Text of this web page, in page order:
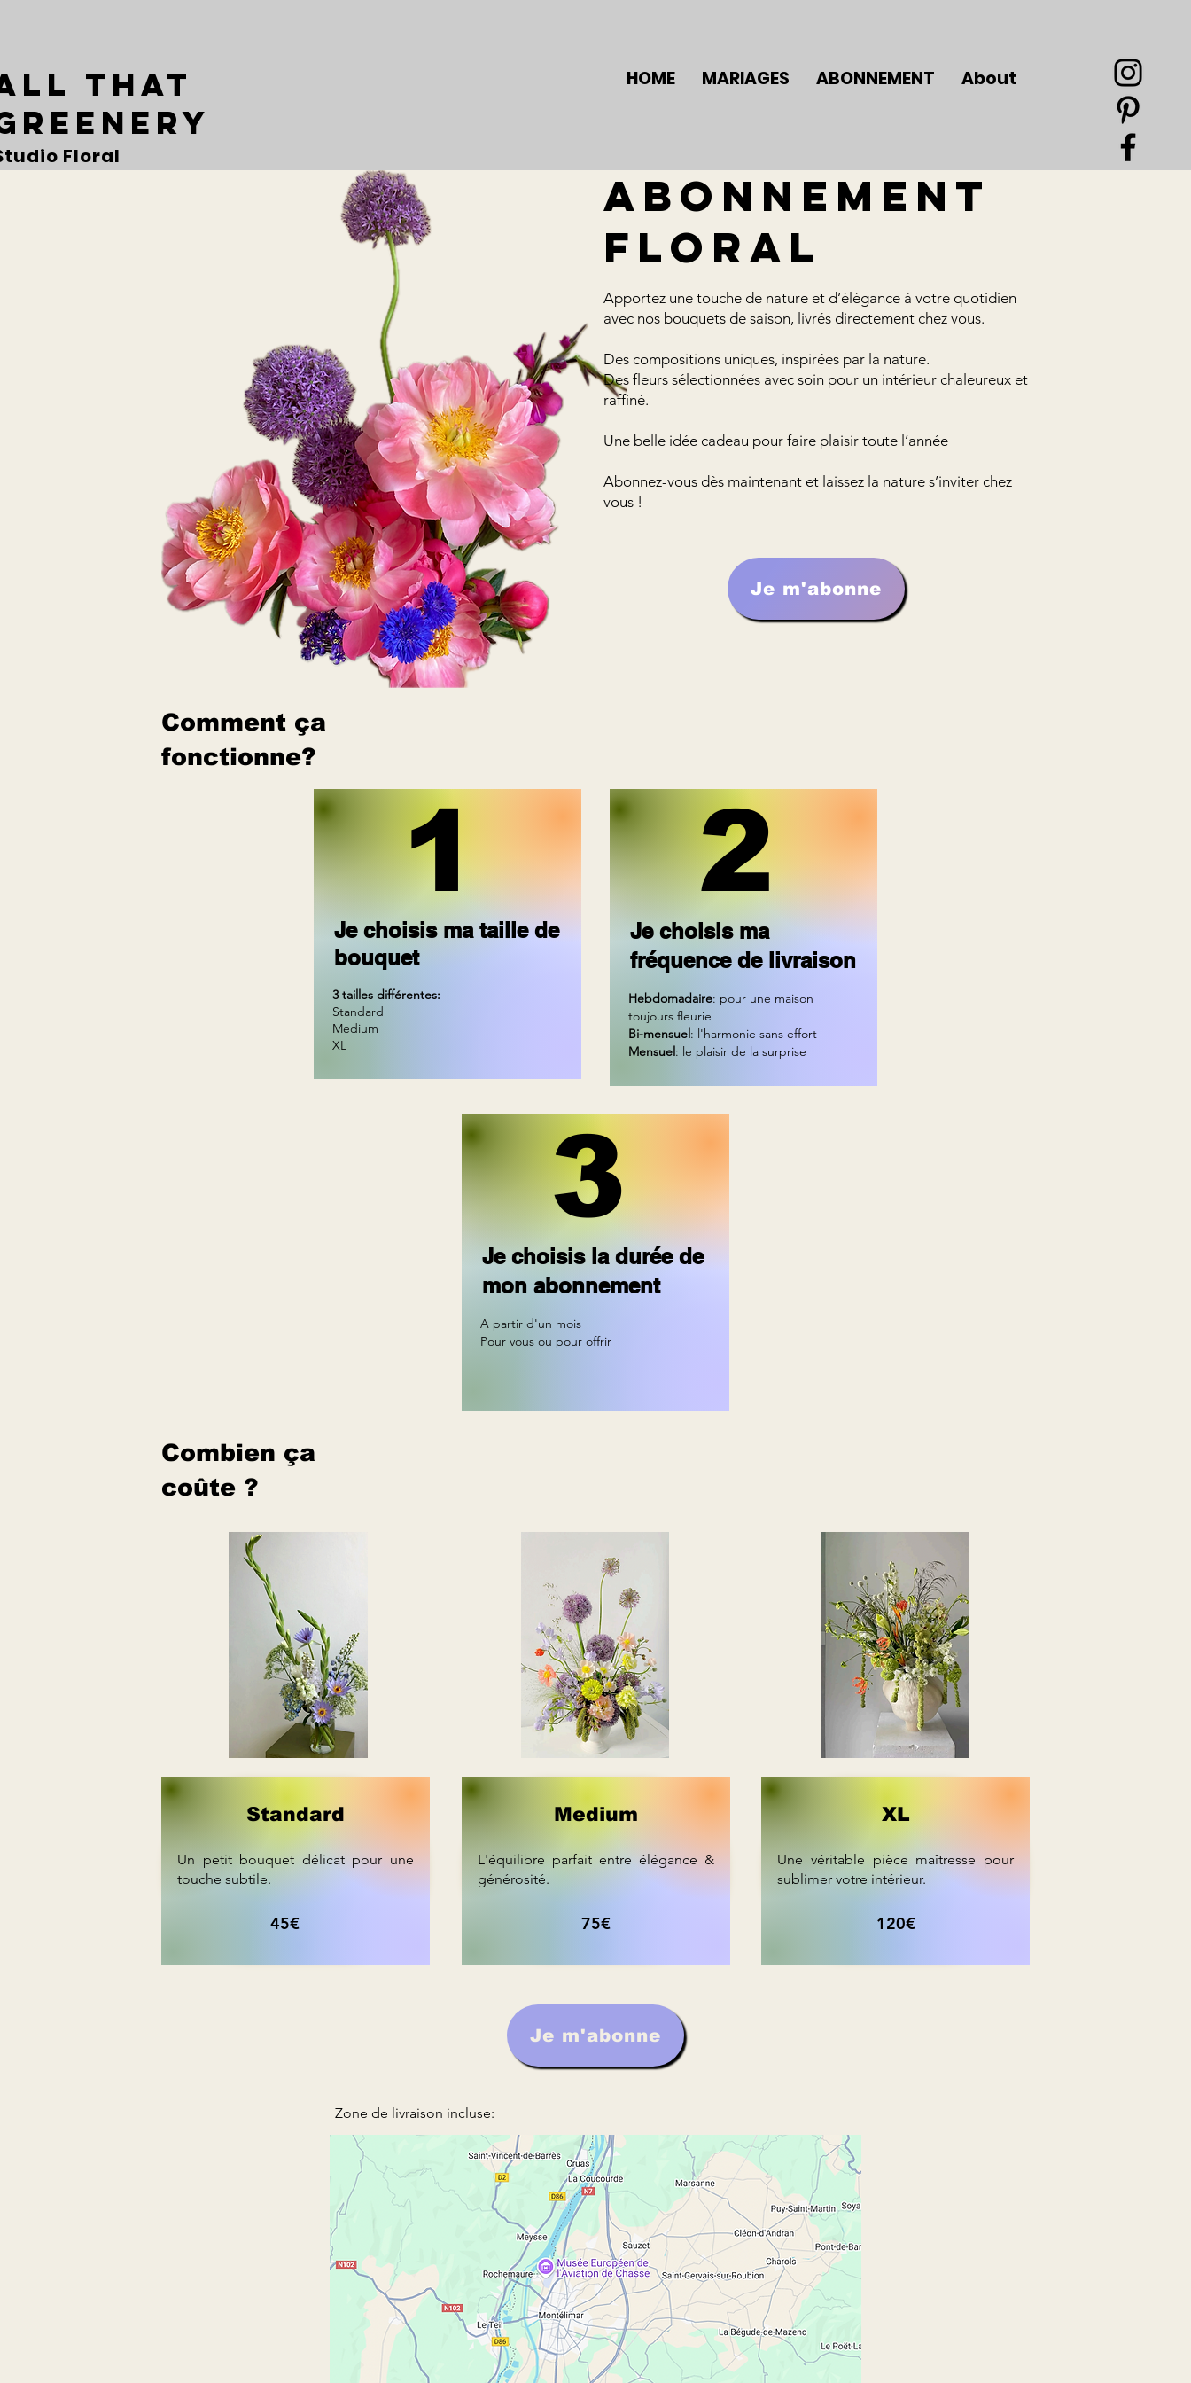
THAT
HOME MARIAGES ABONNEMENT About
Floral
Abonnement
floral
​Apportez une touche de nature et d’élégance à votre quotidien
avec nos bouquets de saison, livrés directement chez vous.
Des compositions uniques, inspirées par la nature.
Des fleurs sélectionnées avec soin pour un intérieur chaleureux et
raffiné.
Une belle idée cadeau pour faire plaisir toute l’année
Abonnez-vous dès maintenant et laissez la nature s’inviter chez
vous !
Je m'abonne
Comment ça
fonctionne?
Je choisis ma taille de
bouquet
3 tailles différentes:
Standard
Medium
XL
1
Je choisis ma
fréquence de livraison
Hebdomadaire: pour une maison
toujours fleurie
Bi-mensuel: l'harmonie sans effort
Mensuel: le plaisir de la surprise
2
Je choisis la durée de
mon abonnement
A partir d'un mois
Pour vous ou pour offrir
3
Combien ça
coûte ?
Standard
Un petit bouquet délicat pour une
touche subtile.
45€
Medium
L'équilibre parfait entre élégance &
générosité.
75€
XL
Une véritable pièce maîtresse pour
sublimer votre intérieur.
120€
Je m'abonne
Zone de livraison incluse: